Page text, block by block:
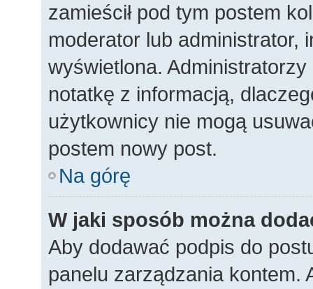
zamieścił pod tym postem
moderator lub administrator,
wyświetlona.
notatkę z informacją,
użytkownicy nie mogą
postem nowy post.
Na górę
W jaki sposób można
Aby dodawać podpis do
panelu zarządzania kontem.